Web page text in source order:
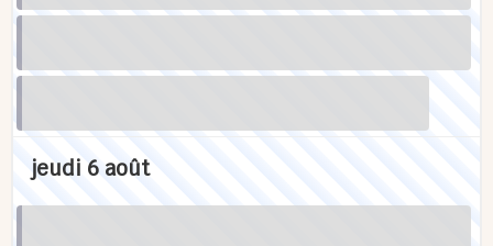
jeudi 6 août